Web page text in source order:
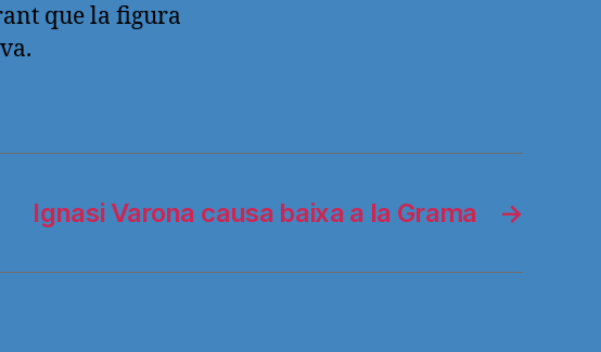
que la figura
→
Ignasi Varona causa baixa a la Grama